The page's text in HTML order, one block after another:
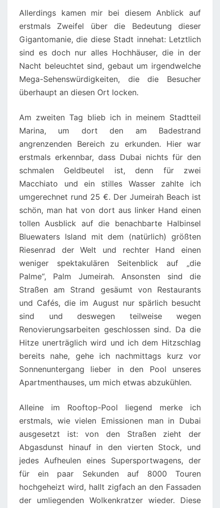
Allerdings kamen mir bei diesem Anblick auf
erstmals Zweifel über die Bedeutung dieser
Gigantomanie, die diese Stadt innehat: Letztlich
sind es doch nur alles Hochhäuser, die in der
Nacht beleuchtet sind, gebaut um irgendwelche
Mega-Sehenswürdigkeiten, die die Besucher
überhaupt an diesen Ort locken.
Am zweiten Tag blieb ich in meinem Stadtteil
Marina, um dort den am Badestrand
angrenzenden Bereich zu erkunden. Hier war
erstmals erkennbar, dass Dubai nichts für den
schmalen Geldbeutel ist, denn für zwei
Macchiato und ein stilles Wasser zahlte ich
umgerechnet rund 25 €. Der Jumeirah Beach ist
schön, man hat von dort aus linker Hand einen
tollen Ausblick auf die benachbarte Halbinsel
Bluewaters Island mit dem (natürlich) größten
Riesenrad der Welt und rechter Hand einen
weniger spektakulären Seitenblick auf „die
Palme“, Palm Jumeirah. Ansonsten sind die
Straßen am Strand gesäumt von Restaurants
und Cafés, die im August nur spärlich besucht
sind und deswegen teilweise wegen
Renovierungsarbeiten geschlossen sind. Da die
Hitze unerträglich wird und ich dem Hitzschlag
bereits nahe, gehe ich nachmittags kurz vor
Sonnenuntergang lieber in den Pool unseres
Apartmenthauses, um mich etwas abzukühlen.
Alleine im Rooftop-Pool liegend merke ich
erstmals, wie vielen Emissionen man in Dubai
ausgesetzt ist: von den Straßen zieht der
Abgasdunst hinauf in den vierten Stock, und
jedes Aufheulen eines Supersportwagens, der
für ein paar Sekunden auf 8000 Touren
hochgeheizt wird, hallt zigfach an den Fassaden
der umliegenden Wolkenkratzer wieder. Diese